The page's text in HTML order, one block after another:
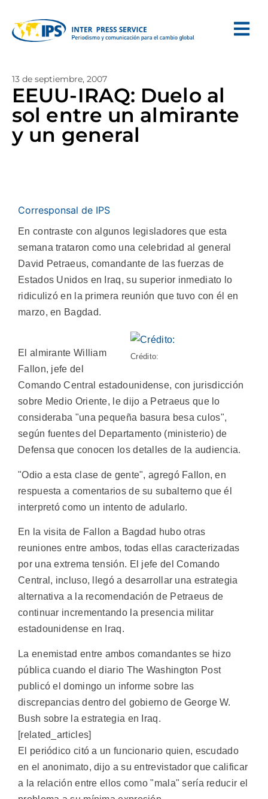
13 de septiembre, 2007
EEUU-IRAQ: Duelo al
sol entre un almirante
y un general
Corresponsal de IPS
En contraste con algunos legisladores que esta
semana trataron como una celebridad al general
David Petraeus, comandante de las fuerzas de
Estados Unidos en Iraq, su superior inmediato lo
ridiculizó en la primera reunión que tuvo con él en
marzo, en Bagdad.
Crédito:
El almirante William
Fallon, jefe del
Comando Central estadounidense, con jurisdicción
sobre Medio Oriente, le dijo a Petraeus que lo
consideraba "una pequeña basura besa culos",
según fuentes del Departamento (ministerio) de
Defensa que conocen los detalles de la audiencia.
"Odio a esta clase de gente", agregó Fallon, en
respuesta a comentarios de su subalterno que él
interpretó como un intento de adularlo.
En la visita de Fallon a Bagdad hubo otras
reuniones entre ambos, todas ellas caracterizadas
por una extrema tensión. El jefe del Comando
Central, incluso, llegó a desarrollar una estrategia
alternativa a la recomendación de Petraeus de
continuar incrementando la presencia militar
estadounidense en Iraq.
La enemistad entre ambos comandantes se hizo
pública cuando el diario The Washington Post
publicó el domingo un informe sobre las
discrepancias dentro del gobierno de George W.
Bush sobre la estrategia en Iraq.
[related_articles]
El periódico citó a un funcionario quien, escudado
en el anonimato, dijo a su entrevistador que calificar
a la relación entre ellos como "mala" sería reducir el